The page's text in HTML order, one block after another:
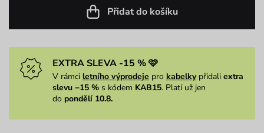
Přidat do košíku
EXTRA SLEVA -15 % 🩷
V rámci letního výprodeje pro kabelkypřidali extra
slevu −15 % s kódem KAB15. Platí už jen
do pondělí 10.8.